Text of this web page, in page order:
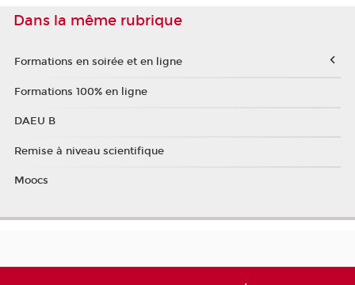
Dans la même rubrique
Formations en soirée et en ligne
Formations 100% en ligne
DAEU B
Remise à niveau scientifique
Moocs